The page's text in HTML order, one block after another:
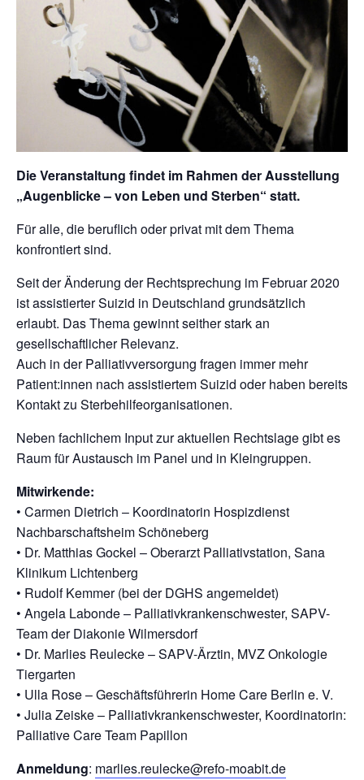
Kontakt
Die Veranstaltung findet im Rahmen der Ausstellung
„Augenblicke – von Leben und Sterben“ statt.
Für alle, die beruflich oder privat mit dem Thema
konfrontiert sind.
Seit der Änderung der Rechtsprechung im Februar 2020
ist assistierter Suizid in Deutschland grundsätzlich
erlaubt. Das Thema gewinnt seither stark an
gesellschaftlicher Relevanz.
Auch in der Palliativversorgung fragen immer mehr
Patient:innen nach assistiertem Suizid oder haben bereits
Kontakt zu Sterbehilfeorganisationen.
Neben fachlichem Input zur aktuellen Rechtslage gibt es
Raum für Austausch im Panel und in Kleingruppen.
Mitwirkende:
• Carmen Dietrich – Koordinatorin Hospizdienst
Nachbarschaftsheim Schöneberg
• Dr. Matthias Gockel – Oberarzt Palliativstation, Sana
Klinikum Lichtenberg
• Rudolf Kemmer (bei der DGHS angemeldet)
• Angela Labonde – Palliativkrankenschwester, SAPV-
Team der Diakonie Wilmersdorf
• Dr. Marlies Reulecke – SAPV-Ärztin, MVZ Onkologie
Tiergarten
• Ulla Rose – Geschäftsführerin Home Care Berlin e. V.
• Julia Zeiske – Palliativkrankenschwester, Koordinatorin:
Palliative Care Team Papillon
Anmeldung: marlies.reulecke@refo-moabit.de